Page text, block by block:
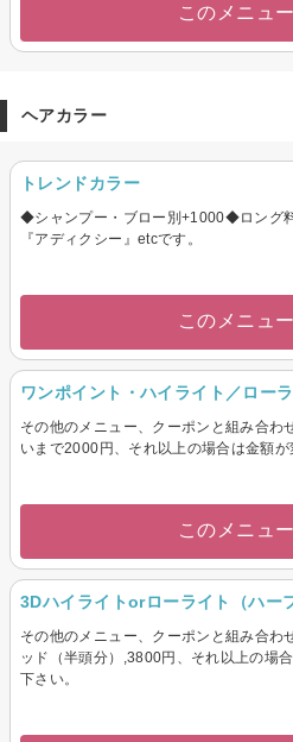
このメニュ
ヘアカラー
トレンドカラー
◆シャンプー・ブロー別+1000◆ロング
『アディクシー』etcです。
このメニュ
ワンポイント・ハイライト／ロー
その他のメニュー、クーポンと組み合わ
いまで2000円、それ以上の場合は金額が
このメニュ
3Dハイライトorローライト（ハー
その他のメニュー、クーポンと組み合わ
ッド（半頭分）,3800円、それ以上の場
下さい。